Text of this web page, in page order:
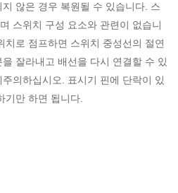
않은 경우 복원될 수 있습니다. 스
스위치 구성 요소와 관련이 없습니
치로 점프하면 스위치 중성선의 절연
잘라내고 배선을 다시 연결할 수 있
의하십시오. 표시기 핀에 단락이 있
기만 하면 됩니다.